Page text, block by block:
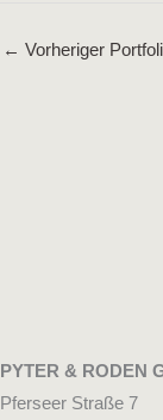
← Vorheriger
PYTER & RODEN
Pferseer Straße 7